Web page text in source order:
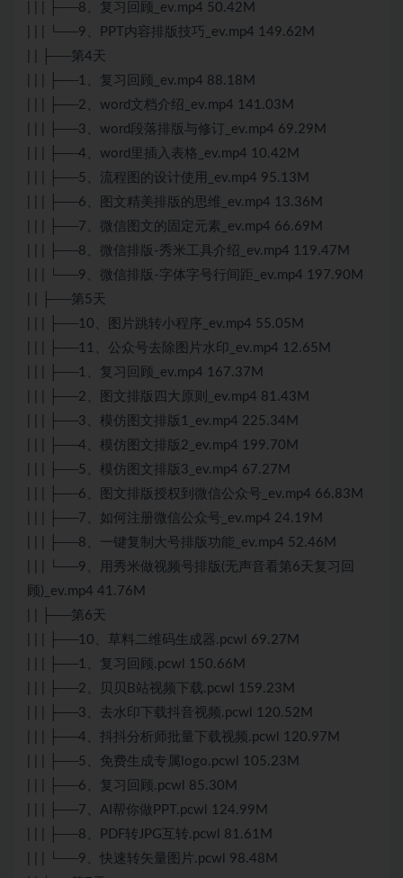
| | | ├──8、复习回顾_ev.mp4 50.42M
| | | └──9、PPT内容排版技巧_ev.mp4 149.62M
| | ├──第4天
| | | ├──1、复习回顾_ev.mp4 88.18M
| | | ├──2、word文档介绍_ev.mp4 141.03M
| | | ├──3、word段落排版与修订_ev.mp4 69.29M
| | | ├──4、word里插入表格_ev.mp4 10.42M
| | | ├──5、流程图的设计使用_ev.mp4 95.13M
| | | ├──6、图文精美排版的思维_ev.mp4 13.36M
| | | ├──7、微信图文的固定元素_ev.mp4 66.69M
| | | ├──8、微信排版-秀米工具介绍_ev.mp4 119.47M
| | | └──9、微信排版-字体字号行间距_ev.mp4 197.90M
| | ├──第5天
| | | ├──10、图片跳转小程序_ev.mp4 55.05M
| | | ├──11、公众号去除图片水印_ev.mp4 12.65M
| | | ├──1、复习回顾_ev.mp4 167.37M
| | | ├──2、图文排版四大原则_ev.mp4 81.43M
| | | ├──3、模仿图文排版1_ev.mp4 225.34M
| | | ├──4、模仿图文排版2_ev.mp4 199.70M
| | | ├──5、模仿图文排版3_ev.mp4 67.27M
| | | ├──6、图文排版授权到微信公众号_ev.mp4 66.83M
| | | ├──7、如何注册微信公众号_ev.mp4 24.19M
| | | ├──8、一键复制大号排版功能_ev.mp4 52.46M
| | | └──9、用秀米做视频号排版(无声音看第6天复习回
顾)_ev.mp4 41.76M
| | ├──第6天
| | | ├──10、草料二维码生成器.pcwl 69.27M
| | | ├──1、复习回顾.pcwl 150.66M
| | | ├──2、贝贝B站视频下载.pcwl 159.23M
| | | ├──3、去水印下载抖音视频.pcwl 120.52M
| | | ├──4、抖抖分析师批量下载视频.pcwl 120.97M
| | | ├──5、免费生成专属logo.pcwl 105.23M
| | | ├──6、复习回顾.pcwl 85.30M
| | | ├──7、AI帮你做PPT.pcwl 124.99M
| | | ├──8、PDF转JPG互转.pcwl 81.61M
| | | └──9、快速转矢量图片.pcwl 98.48M